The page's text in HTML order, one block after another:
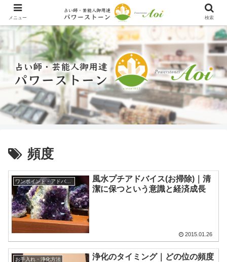
頻度
ワンポイント・アドバイス
風水プチアドバイス(お掃除)｜清
潔に保つという意識と経済成長
2015.01.26
お手入れ・浄化方法
浄化のタイミング｜どの位の頻度
メニュー 検索